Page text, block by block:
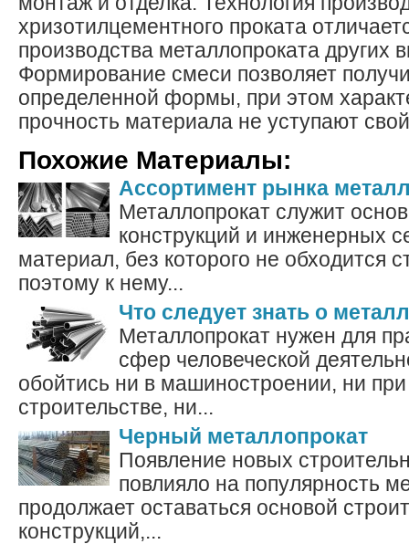
хризотилцементного проката
производства металлопроката других
Формирование смеси позволяет
определенной формы, при этом
прочность материала не уступают
Похожие Материалы:
Ассортимент рынка
Металлопрокат служит
конструкций и инженерных
материал, без которого не обходится
поэтому к нему...
Что следует знать о
Металлопрокат нужен для
сфер человеческой
обойтись ни в машиностроении, ни
строительстве, ни...
Черный металлопрокат
Появление новых
повлияло на популярность
продолжает оставаться основой
конструкций,...